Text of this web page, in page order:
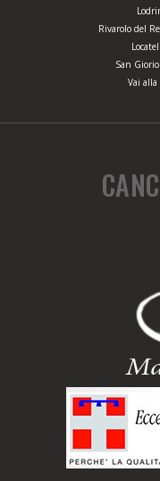
Rivarolo del
San
Vai